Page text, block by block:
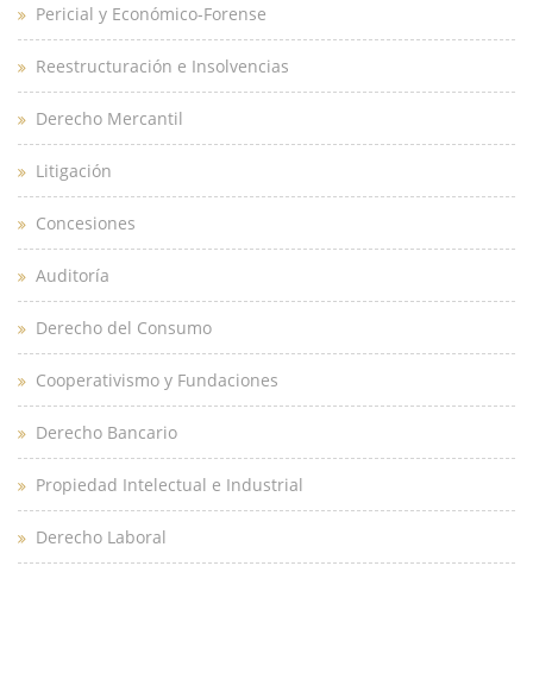
Pericial y Económico-Forense
Reestructuración e Insolvencias
Derecho Mercantil
Litigación
Concesiones
Auditoría
Derecho del Consumo
Cooperativismo y Fundaciones
Derecho Bancario
Propiedad Intelectual e Industrial
Derecho Laboral